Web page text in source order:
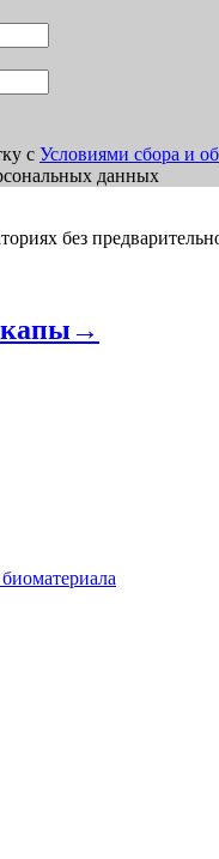
с Условиями сбора и
данных
без
→